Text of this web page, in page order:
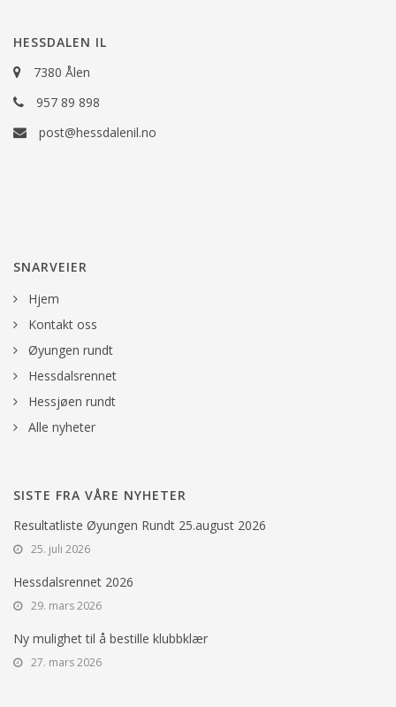
HESSDALEN IL
7380 Ålen
957 89 898
post@hessdalenil.no
SNARVEIER
Hjem
Kontakt oss
Øyungen rundt
Hessdalsrennet
Hessjøen rundt
Alle nyheter
SISTE FRA VÅRE NYHETER
Resultatliste Øyungen Rundt 25.august 2026
25. juli 2026
Hessdalsrennet 2026
29. mars 2026
Ny mulighet til å bestille klubbklær
27. mars 2026